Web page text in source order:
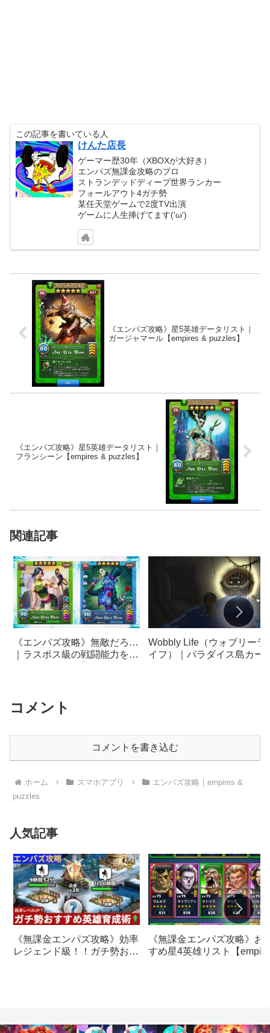
この記事を書いている人
けんた店長
ゲーマー歴30年（XBOXが大好き）
エンパズ無課金攻略のプロ
ストランデッドディープ世界ランカー
フォールアウト4ガチ勢
某任天堂ゲームで2度TV出演
ゲームに人生捧げてます('ω')
《エンパズ攻略》星5英雄データリスト｜
ガージャマール【empires & puzzles】
《エンパズ攻略》星5英雄データリスト｜
フランシーン【empires & puzzles】
関連記事
《エンパズ攻略》無敵だろ…
｜ラスボス級の戦闘能力を持
Wobbly Life（ウォブリーラ
イフ）｜パラダイス島カー
コメント
コメントを書き込む
ホーム スマホアプリ
エンパズ攻略｜empires &
puzzles
人気記事
《無課金エンパズ攻略》効率
レジェンド級！！ガチ勢おす
《無課金エンパズ攻略》お
すめ星4英雄リスト【